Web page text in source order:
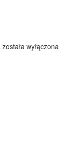
Zegarek
została wyłączona